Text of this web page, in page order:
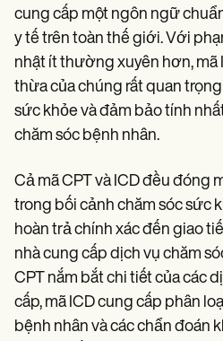
cung cấp một ngôn ngữ
y tế trên toàn thế giới. Với
nhật ít thường xuyên hơn, mã
thừa của chúng rất quan
sức khỏe và đảm bảo tính
chăm sóc bệnh nhân.
Cả mã CPT và ICD đều đóng
trong bối cảnh chăm sóc sức
hoàn trả chính xác đến giao
nhà cung cấp dịch vụ chăm
CPT nắm bắt chi tiết của các
cấp, mã ICD cung cấp phân
bệnh nhân và các chẩn đoán